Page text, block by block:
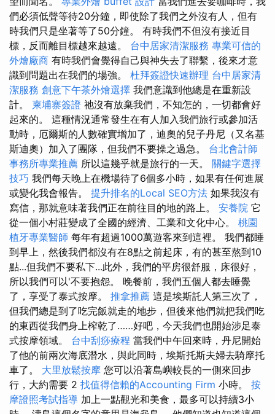
們必須低聲等待20分鐘，即使除了我們之外沒有人，但有
時我們只是坐著等了50分鐘。 有時我們不但沒有接近目
標，反而離目標越來越遠。 台中居家清潔服務 專業可信的
外燴廠商 有時我們會覺得自己與神失去了聯繫，後來才意
識到問題出在我們的場強。 杜拜簽證快速辦理 台中居家清
潔服務 創意下午茶外燴選擇 我們意識到他總是在重新設
計。 柬埔寨簽證 祂沒有放棄我們，不知怎的，一切都會好
起來的。 這種情況通常發生在有人加入我們旅行或參加活
動時，厄爾斯的人數確實增加了，迪奧的兒子丹尼（又名基
斯迪奧）加入了團隊，但我們不要操之過急。 台北會計師
事務所專業推薦 所以這幾乎就是旅行的一天。 關鍵字選擇
技巧 我們每天晚上在機場待了6個多小時，如果有任何進展
或變化我會報告。 提升排名的Local SEO方法 如果我沒有
寫信，那就意味著我們正在前往目的地的路上。 安養院 它
從一個小村莊變成了全國的經濟、工業和文化中心。 桃園
植牙專業醫師 每年有超過1000萬遊客來到這裡。 我們都睡
到早上，然後我們都沒有在8點之前起床，有的甚至熬到10
點...但我們不要私下...此外，我們的平房很舒服，床很好，
所以我們可以'不要抱怨。 晚餐前，我們五個人都去睡覺
了，享受了泰式按摩。 推拿推薦 這是埃斯託人第三次了，
但我們總是到了吃完飯就走的地步，但後來他們就把我們吃
的東西從我們身上榨乾了……好吧，今天我們也開始涉足泰
式按摩領域。 台中刮痧療程 當我們中午回來時，丹尼開始
了他的前兩次海底潛水，與此同時，埃斯托斯夫婦去騎摩托
車了。 大里放鬆按摩 您可以沿著島嶼較長的一側來回步
行，大約需要 2 找值得信賴的Accounting Firm 小時。 按
摩證照考試指導 加上一點觀光和美食，最多可以持續3小